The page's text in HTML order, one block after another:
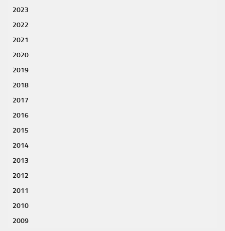
2023
2022
2021
2020
2019
2018
2017
2016
2015
2014
2013
2012
2011
2010
2009